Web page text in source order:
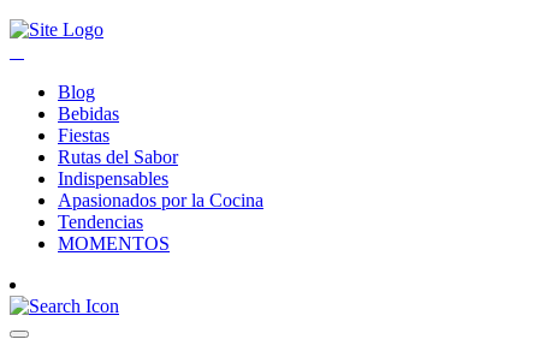
Blog
Bebidas
Fiestas
Rutas del Sabor
Indispensables
Apasionados por la Cocina
Tendencias
MOMENTOS